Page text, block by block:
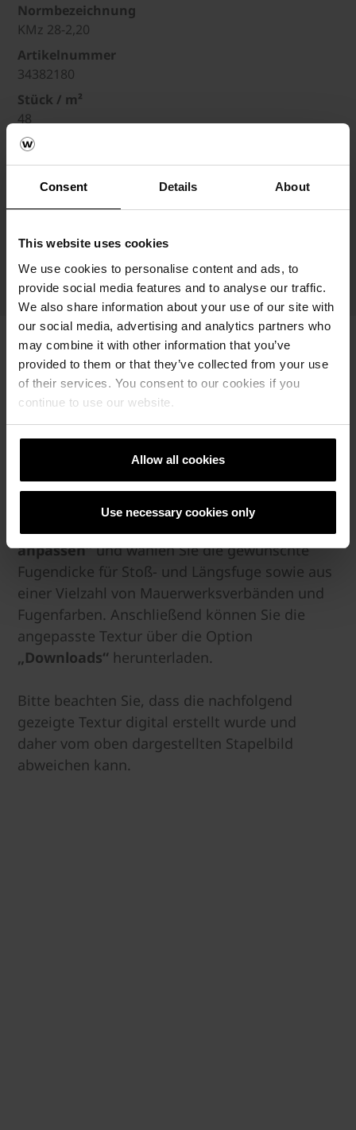
Consent Details About
This website uses cookies
We use cookies to personalise content and ads, to
provide social media features and to analyse our traffic.
We also share information about your use of our site with
our social media, advertising and analytics partners who
may combine it with other information that you’ve
provided to them or that they’ve collected from your use
of their services. You consent to our cookies if you
continue to use our website.
Allow all cookies
Use necessary cookies only
Normbezeichnung
KMz 28-2,20
Artikelnummer
34382180
Stück / m²
48
Wasseraufnahme
≤ 6 %
Werk
Buchwäldchen
34382180R005W1343
DOP
Texturgenerator
Laden Sie die 3D-Textur dieses Verblenders
mit dem untenstehenden Tool herunter.
Möchten Sie individuelle Einstellungen für Ihre
Wunschtextur vornehmen?
Kein Problem! Klicken Sie auf
anpassen“und wählen Sie die gewünschte
Fugendicke für Stoß- und Längsfuge sowie aus
einer Vielzahl von Mauerwerksverbänden und
Fugenfarben. Anschließend können Sie die
angepasste Textur über die Option
„Downloads“ herunterladen.
Bitte beachten Sie, dass die nachfolgend
gezeigte Textur digital erstellt wurde und
daher vom oben dargestellten Stapelbild
abweichen kann.